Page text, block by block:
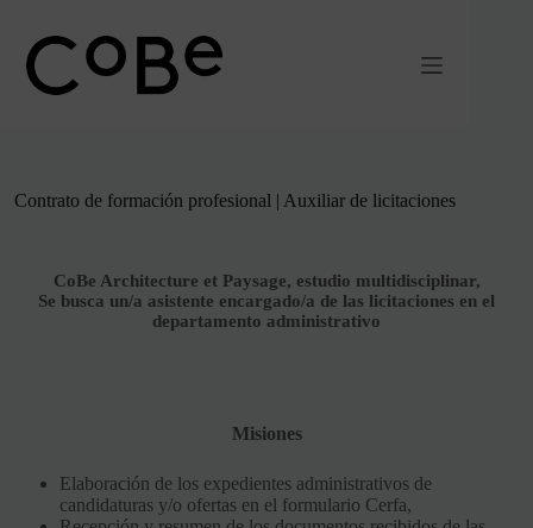
contenido
Contrato de formación profesional | Auxiliar de licitaciones
CoBe Architecture et Paysage, estudio multidisciplinar,
Se busca un/a asistente encargado/a de las licitaciones en el
departamento administrativo
Misiones
Elaboración de los expedientes administrativos de
candidaturas y/o ofertas en el formulario Cerfa,